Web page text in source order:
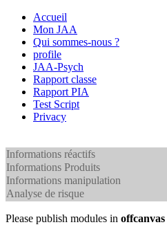
Accueil
Mon JAA
Qui sommes-nous ?
profile
JAA-Psych
Rapport classe
Rapport PIA
Test Script
Privacy
Informations réactifs
Informations Produits
Informations manipulation
Analyse de risque
Please publish modules in offcanvas